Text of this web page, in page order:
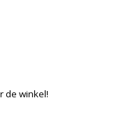
de winkel!